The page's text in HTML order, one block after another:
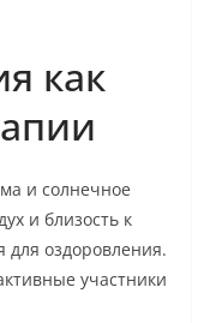
как
и солнечное
и близость к
для оздоровления.
участники